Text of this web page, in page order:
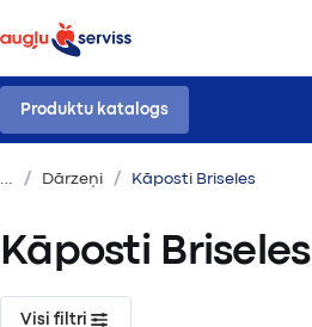
Produktu katalogs
Dārzeņi Kāposti Briseles
Kāposti Briseles
Visi filtri